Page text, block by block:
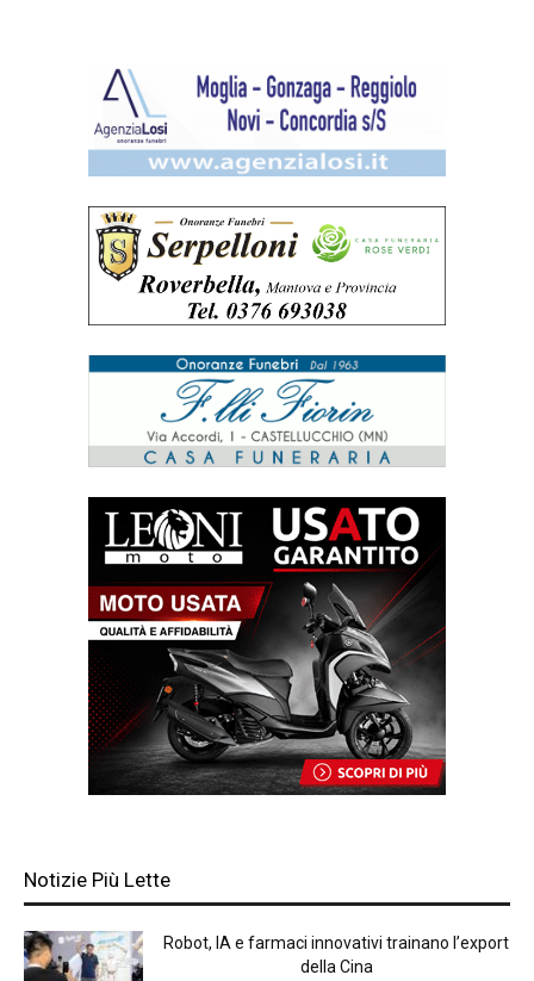
Notizie Più Lette
Robot, IA e farmaci innovativi trainano l’export
della Cina